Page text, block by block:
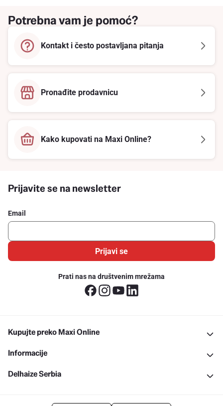
Potrebna vam je pomoć?
Kontakt i često postavljana pitanja
Pronađite prodavnicu
Kako kupovati na Maxi Online?
Prijavite se na newsletter
Email
Prijavi se
Prati nas na društvenim mrežama
Kupujte preko Maxi Online
Informacije
Delhaize Serbia